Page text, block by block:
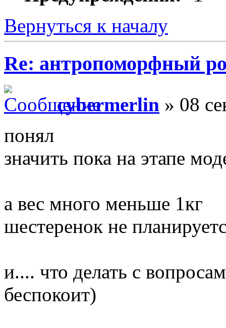
Вернуться к началу
Re: антропоморфный
cybermerlin » 08
понял
значить пока на этапе
а вес много меньше 1кг
шестеренок не
и.... что делать с
беспокоит)